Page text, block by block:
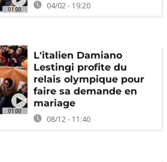
01:00 04/02 - 19:20
01:00
L'italien Damiano
Lestingi profite du
relais olympique pour
faire sa demande en
mariage
08/12 - 11:40